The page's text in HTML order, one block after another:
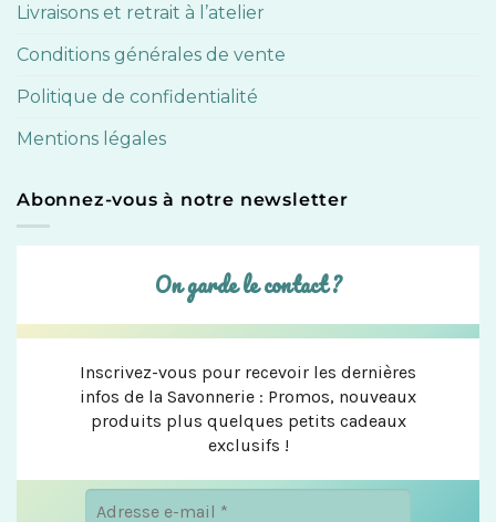
Livraisons et retrait à l’atelier
Conditions générales de vente
Politique de confidentialité
Mentions légales
Abonnez-vous à notre newsletter
On garde le contact ?
Inscrivez-vous pour recevoir les dernières
infos de la Savonnerie : Promos, nouveaux
produits plus quelques petits cadeaux
exclusifs !